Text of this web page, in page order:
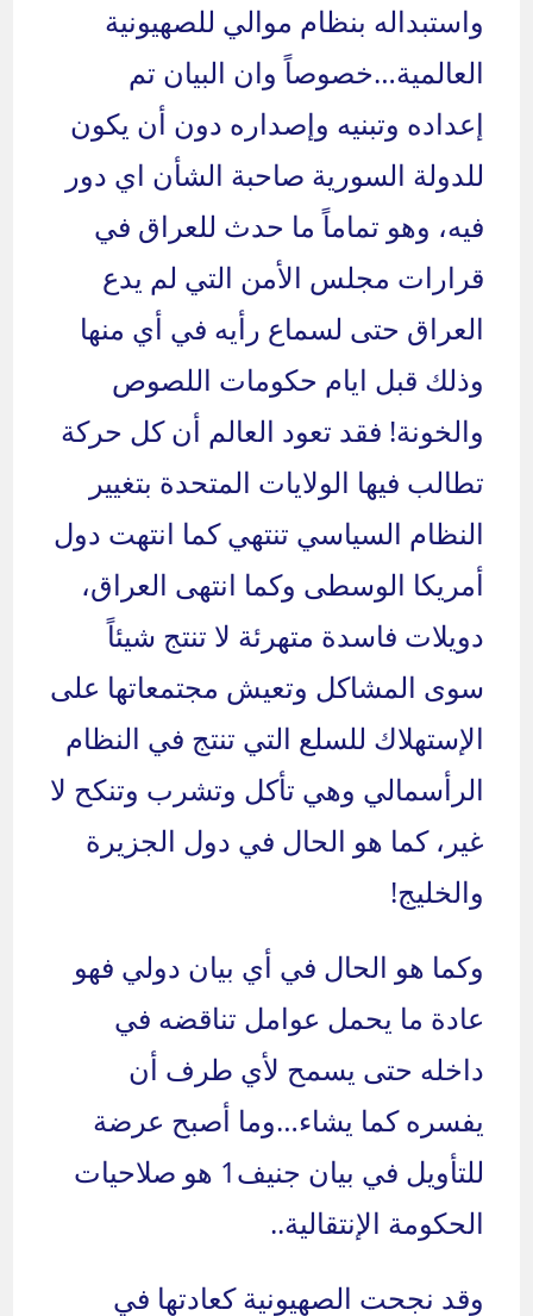
واستبداله بنظام موالي للصهيونية
العالمية…خصوصاً وان البيان تم
إعداده وتبنيه وإصداره دون أن يكون
للدولة السورية صاحبة الشأن اي دور
فيه، وهو تماماً ما حدث للعراق في
قرارات مجلس الأمن التي لم يدع
العراق حتى لسماع رأيه في أي منها
وذلك قبل ايام حكومات اللصوص
والخونة! فقد تعود العالم أن كل حركة
تطالب فيها الولايات المتحدة بتغيير
النظام السياسي تنتهي كما انتهت دول
أمريكا الوسطى وكما انتهى العراق،
دويلات فاسدة متهرئة لا تنتج شيئاً
سوى المشاكل وتعيش مجتمعاتها على
الإستهلاك للسلع التي تنتج في النظام
الرأسمالي وهي تأكل وتشرب وتنكح لا
غير، كما هو الحال في دول الجزيرة
والخليج!
وكما هو الحال في أي بيان دولي فهو
عادة ما يحمل عوامل تناقضه في
داخله حتى يسمح لأي طرف أن
يفسره كما يشاء…وما أصبح عرضة
للتأويل في بيان جنيف1 هو صلاحيات
الحكومة الإنتقالية..
وقد نجحت الصهيونية كعادتها في